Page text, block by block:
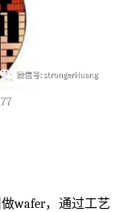
wafer，通过工艺